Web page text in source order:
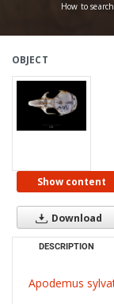
How to
OBJECT
Show content
Download
DESCRIPTION
Apodemus